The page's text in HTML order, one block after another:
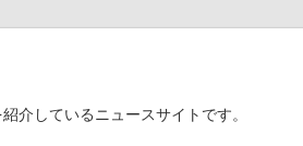
介しているニュースサイトです。